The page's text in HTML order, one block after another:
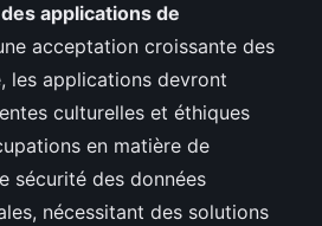
applications de
acceptation croissante des
les applications devront
culturelles et éthiques
en matière de
sécurité des données
nécessitant des solutions